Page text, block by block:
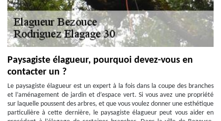
Paysagiste élagueur, pourquoi devez-vous en
contacter un ?
Le paysagiste élagueur est un expert à la fois dans la coupe des branches
et l’aménagement de jardin et d’espace vert. Si vous avez une propriété
sur laquelle poussent des arbres, et que vous voulez donner une esthétique
particulière à cette dernière, le paysagiste élagueur peut vous aider en